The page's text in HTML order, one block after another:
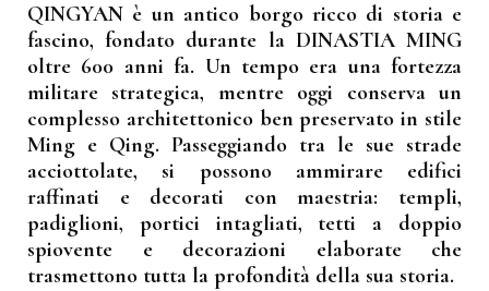
QINGYAN è un antico borgo ricco di storia e
fascino, fondato durante la DINASTIA MING
oltre 600 anni fa. Un tempo era una fortezza
militare strategica, mentre oggi conserva un
complesso architettonico ben preservato in stile
Ming e Qing. Passeggiando tra le sue strade
acciottolate, si possono ammirare edifici
raffinati e decorati con maestria: templi,
padiglioni, portici intagliati, tetti a doppio
spiovente e decorazioni elaborate che
trasmettono tutta la profondità della sua storia.